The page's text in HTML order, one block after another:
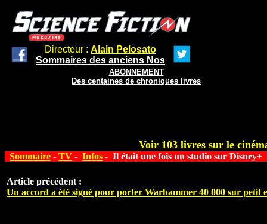
Directeur : Alain Pelosato
Sommaires des anciens Nos
ABONNEMENT
Des centaines de chroniques livres
Voir 103 livres sur le
Sommaire - TV - Infos - Il était une fois un studio sur Disney+
Article précédent :
Un accord a été signé pour porter Warhammer 40 000 sur petit